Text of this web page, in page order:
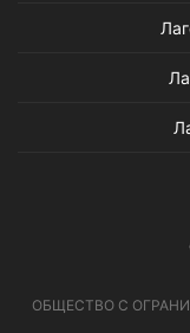
ОБЩЕСТВО С